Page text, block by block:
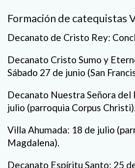
Formación de catequistas
Decanato de Cristo Rey:
Decanato Cristo Sumo y
Sábado 27 de junio (San
Decanato Nuestra Señora del
julio (parroquia Corpus
Villa Ahumada: 18 de julio
Magdalena).
Decanato Espíritu Santo: 25